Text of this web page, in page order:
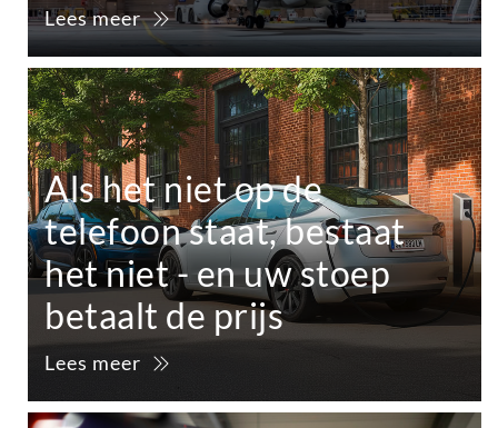
Lees meer
Als het niet op de
telefoon staat, bestaat
het niet - en uw stoep
betaalt de prijs
Lees meer